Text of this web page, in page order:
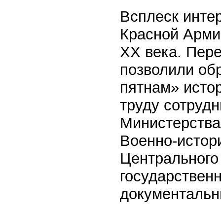
Всплеск
Красной
ХХ века.
позволили
пятнам»
труду
Военно-